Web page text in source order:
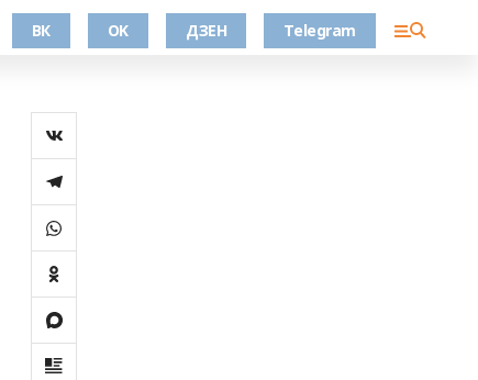
ВК OK ДЗЕН Telegram